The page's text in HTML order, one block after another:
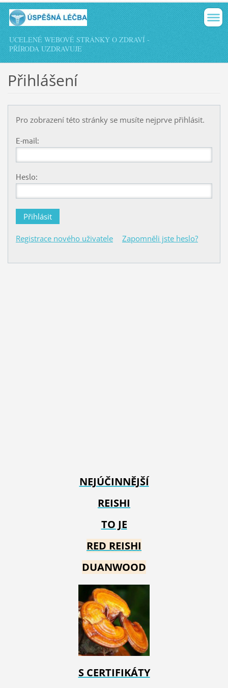
UCELENÉ WEBOVÉ STRÁNKY O ZDRAVÍ -
PŘÍRODA UZDRAVUJE
Přihlášení
Pro zobrazení této stránky se musíte nejprve přihlásit.
E-mail:
Heslo:
Registrace nového uživatele Zapomněli jste heslo?
NEJÚČINNĚJŠÍ
REISHI
TO JE
RED REISHI
DUANWOOD
S CERTIFIKÁTY